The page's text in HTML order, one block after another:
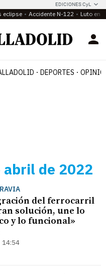
EDICIONES CyL
eclipse Accidente N-122 Luto en
DEPORTES
abril de 2022
del ferrocarril
solución, une lo
y lo funcional»
14:54